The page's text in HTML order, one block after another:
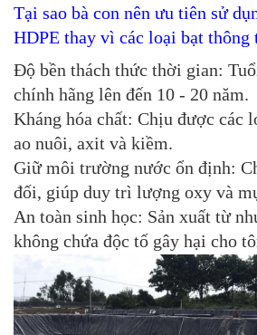
Tại sao bà con nên ưu tiên sử
HDPE thay vì các loại bạt thông
Độ bền thách thức thời gian:
chính hãng lên đến 10 - 20 năm.
Kháng hóa chất: Chịu được các
ao nuôi, axit và kiềm.
Giữ môi trường nước ổn định:
đối, giúp duy trì lượng oxy và
An toàn sinh học: Sản xuất từ
không chứa độc tố gây hại cho